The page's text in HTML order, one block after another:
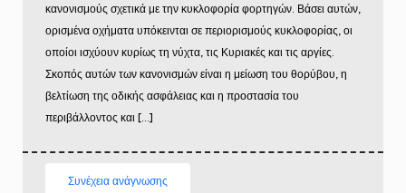
κανονισμούς σχετικά με την κυκλοφορία φορτηγών. Βάσει αυτών,
ορισμένα οχήματα υπόκεινται σε περιορισμούς κυκλοφορίας, οι
οποίοι ισχύουν κυρίως τη νύχτα, τις Κυριακές και τις αργίες.
Σκοπός αυτών των κανονισμών είναι η μείωση του θορύβου, η
βελτίωση της οδικής ασφάλειας και η προστασία του
περιβάλλοντος και […]
Συνέχεια ανάγνωσης